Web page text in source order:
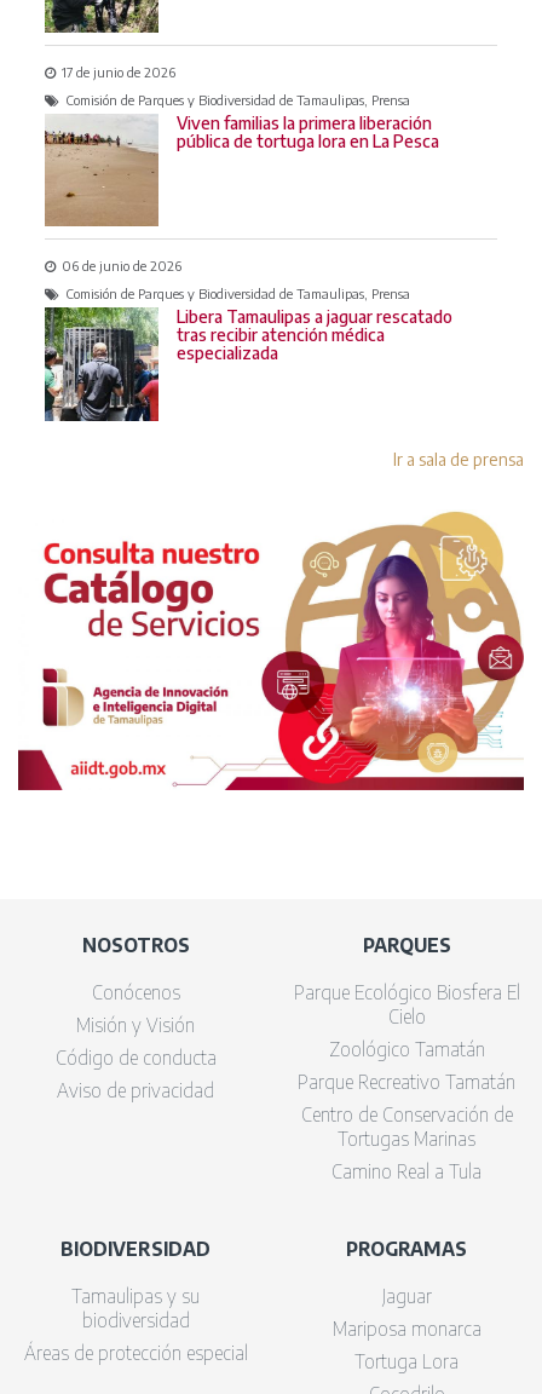
17 de junio de 2026
Comisión de Parques y Biodiversidad de Tamaulipas, Prensa
Viven familias la primera liberación
pública de tortuga lora en La Pesca
06 de junio de 2026
Comisión de Parques y Biodiversidad de Tamaulipas, Prensa
Libera Tamaulipas a jaguar rescatado
tras recibir atención médica
especializada
Ir a sala de prensa
NOSOTROS
Conócenos
Misión y Visión
Código de conducta
Aviso de privacidad
PARQUES
Parque Ecológico Biosfera El
Cielo
Zoológico Tamatán
Parque Recreativo Tamatán
Centro de Conservación de
Tortugas Marinas
Camino Real a Tula
BIODIVERSIDAD
Tamaulipas y su
biodiversidad
Áreas de protección especial
PROGRAMAS
Jaguar
Mariposa monarca
Tortuga Lora